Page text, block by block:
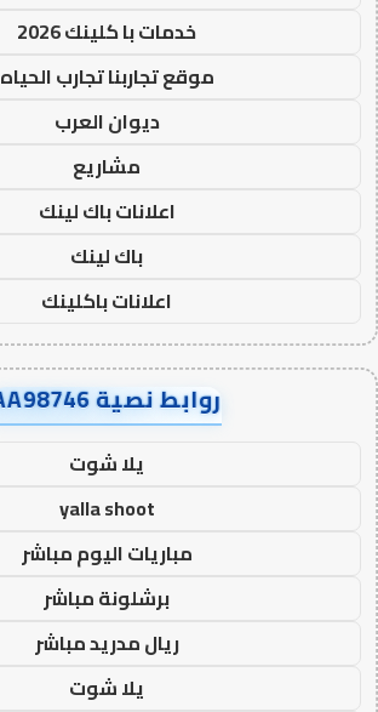
خدمات با كلينك 2026
موقع تجاربنا تجارب الحياه
ديوان العرب
مشاريع
اعلانات باك لينك
باك لينك
اعلانات باكلينك
روابط نصية AA98746
يلا شوت
yalla shoot
مباريات اليوم مباشر
برشلونة مباشر
ريال مدريد مباشر
يلا شوت